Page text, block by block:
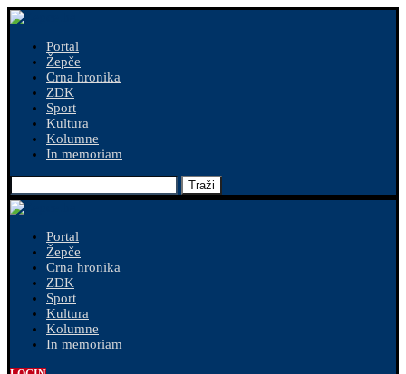
Portal
Žepče
Crna hronika
ZDK
Sport
Kultura
Kolumne
In memoriam
Traži
Portal
Žepče
Crna hronika
ZDK
Sport
Kultura
Kolumne
In memoriam